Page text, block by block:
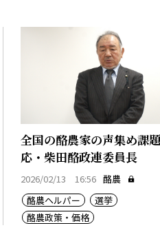
全国の酪農家の声集め課
応・柴田酪政連委員長
2026/02/13 16:56 酪農
酪農ヘルパー
選挙
酪農政策・価格